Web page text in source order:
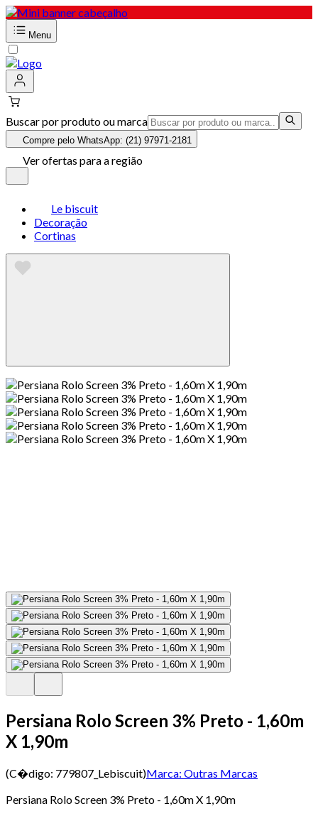
Menu
Buscar por produto ou marca
Compre pelo WhatsApp: (21) 97971-2181
Ver ofertas para a região
Le biscuit
Decoração
Cortinas
Persiana Rolo Screen 3% Preto - 1,60m
X 1,90m
(C�digo: 779807_Lebiscuit)Marca: Outras Marcas
Persiana Rolo Screen 3% Preto - 1,60m X 1,90m